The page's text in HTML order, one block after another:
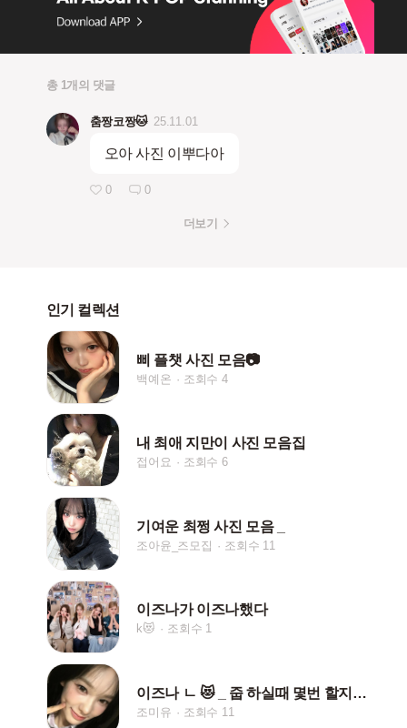
총 1개의 댓글
춤짱코짱🐱 25.11.01
오아 사진 이뿌다아
0 0
더보기
인기 컬렉션
삐 플챗 사진 모음📷
백예온 조회수 4
내 최애 지만이 사진 모음집
접어요 조회수 6
기여운 최쩡 사진 모음 _
조아윤_즈모집 조회수 11
이즈나가 이즈나했다
k😻 조회수 1
이즈나 ㄴ 😻 _ 줍 하실때 몇번 할지 알려주세요 !!
조미유 조회수 11